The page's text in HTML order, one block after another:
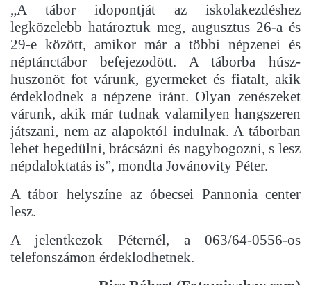
„A tábor idopontját az iskolakezdéshez
legközelebb határoztuk meg, augusztus 26-a és
29-e között, amikor már a többi népzenei és
néptánctábor befejezodött. A táborba húsz-
huszonöt fot várunk, gyermeket és fiatalt, akik
érdeklodnek a népzene iránt. Olyan zenészeket
várunk, akik már tudnak valamilyen hangszeren
játszani, nem az alapoktól indulnak. A táborban
lehet hegedülni, brácsázni és nagybogozni, s lesz
népdaloktatás is”, mondta Jovánovity Péter.
A tábor helyszíne az óbecsei Pannonia center
lesz.
A jelentkezok Péternél, a 063/64-0556-os
telefonszámon érdeklodhetnek.